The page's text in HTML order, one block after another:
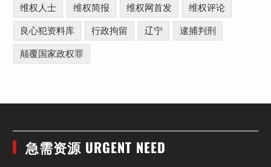
维权人士 维权简报 维权网首发 维权评论
良心犯资料库 行政拘留 辽宁 逮捕判刑
颠覆国家政权罪
急需资源 URGENT NEED